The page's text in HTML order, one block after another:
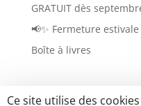
GRATUIT dès
📢✨ Fermeture
Boîte à livres
Ce site utilise des